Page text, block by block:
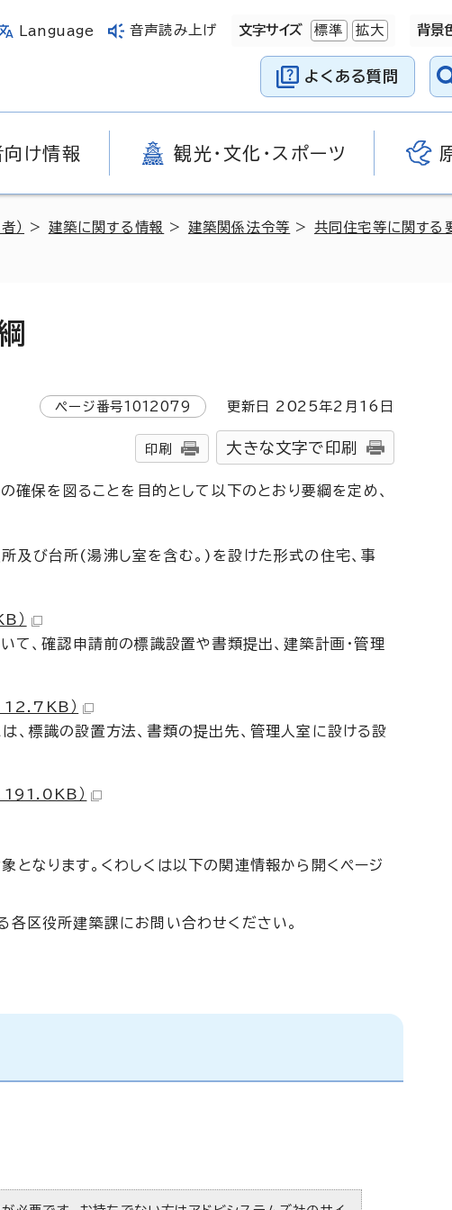
Language 音声読み上げ 文字サイズ 標準 拡大 背景
よくある質問
け情報 観光・文化・スポーツ
） > 建築に関する情報 > 建築関係法令等 > 共同住宅等に関する
ページ番号1012079 更新日 2025年2月 16 日
印刷 大きな文字で印刷
保を図ることを目的として以下のとおり要綱を定め、
及び台所(湯沸し室を含む。)を設けた形式の住宅、事
）
、確認申請前の標識設置や書類提出、建築計画・管理
12.7KB）
、標識の設置方法、書類の提出先、管理人室に設ける設
191.0KB）
なります。くわしくは以下の関連情報から開くページ
各区役所建築課にお問い合わせください。